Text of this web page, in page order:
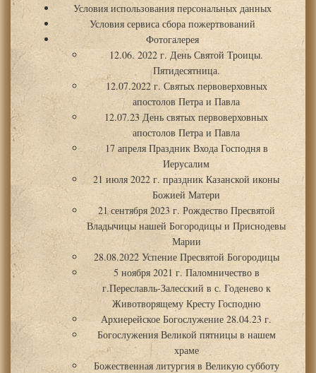
Условия использования персональных данных
Условия сервиса сбора пожертвований
Фотогалерея
12.06. 2022 г. День Святой Троицы.
Пятидесятница.
12.07.2022 г. Святых первоверховных
апостолов Петра и Павла
12.07.23 День святых первоверховных
апостолов Петра и Павла
17 апреля Праздник Входа Господня в
Иерусалим
21 июля 2022 г. праздник Казанской иконы
Божией Матери
21 сентября 2023 г. Рождество Пресвятой
Владычицы нашей Богородицы и Приснодевы
Марии
28.08.2022 Успение Пресвятой Богородицы
5 ноября 2021 г. Паломничество в
г.Переславль-Залесский в с. Годенево к
Животворящему Кресту Господню
Архиерейское Богослужение 28.04.23 г.
Богослужения Великой пятницы в нашем
храме
Божественная литургия в Великую субботу